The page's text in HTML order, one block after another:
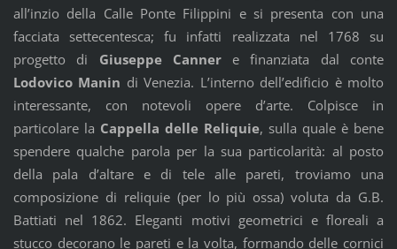
all’inzio della Calle Ponte Filippini e si presenta con una
facciata settecentesca; fu infatti realizzata nel 1768 su
progetto di Giuseppe Canner e finanziata dal conte
Lodovico Manin di Venezia. L’interno dell’edificio è molto
interessante, con notevoli opere d’arte. Colpisce in
particolare la Cappella delle Reliquie, sulla quale è bene
spendere qualche parola per la sua particolarità: al posto
della pala d’altare e di tele alle pareti, troviamo una
composizione di reliquie (per lo più ossa) voluta da G.B.
Battiati nel 1862. Eleganti motivi geometrici e floreali a
stucco decorano le pareti e la volta, formando delle cornici